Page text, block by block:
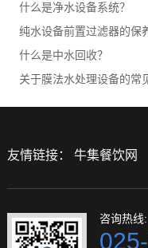
什么是净水设备系统？
纯水设备前置过滤器的保
什么是中水回收？
关于膜法水处理设备的常
友情链接： 牛集餐饮网
咨询热线: